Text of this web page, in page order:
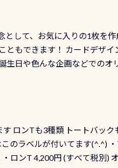
して、お気に入りの1枚を作
ともできます！ カードデザイ
生日や色んな企画などでのオ
ロンTも3種類 トートバック
のラベルが付いてます(^.^)
ロンT 4,200円 (すべて税別)